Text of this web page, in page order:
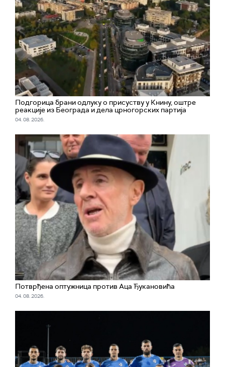
Подгорица брани одлуку о присуству у Книну, оштре
реакције из Београда и дела црногорских партија
04. 08. 2026.
Потврђена оптужница против Аца Ђукановића
04. 08. 2026.